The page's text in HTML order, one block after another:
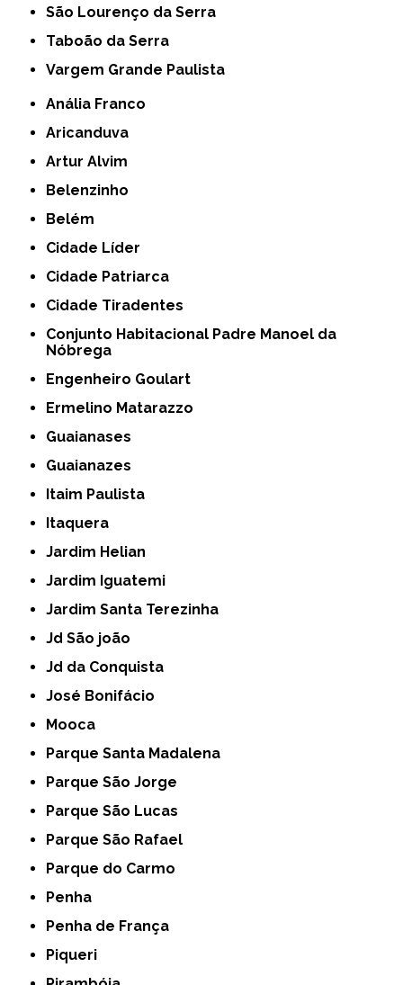
São Lourenço da Serra
Taboão da Serra
Vargem Grande Paulista
Anália Franco
Aricanduva
Artur Alvim
Belenzinho
Belém
Cidade Líder
Cidade Patriarca
Cidade Tiradentes
Conjunto Habitacional Padre Manoel da
Nóbrega
Engenheiro Goulart
Ermelino Matarazzo
Guaianases
Guaianazes
Itaim Paulista
Itaquera
Jardim Helian
Jardim Iguatemi
Jardim Santa Terezinha
Jd São joão
Jd da Conquista
José Bonifácio
Mooca
Parque Santa Madalena
Parque São Jorge
Parque São Lucas
Parque São Rafael
Parque do Carmo
Penha
Penha de França
Piqueri